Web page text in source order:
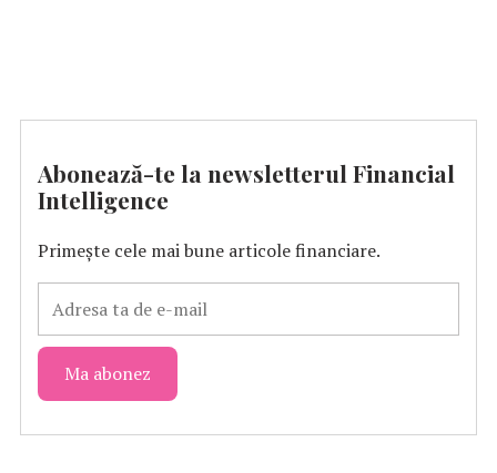
Abonează-te la newsletterul Financial
Intelligence
Primește cele mai bune articole financiare.